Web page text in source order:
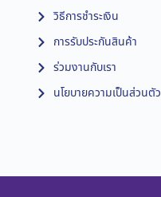
วิธีการชำระเงิน
การรับประกันสินค้า
ร่วมงานกับเรา
นโยบายความเป็นส่วนตัว